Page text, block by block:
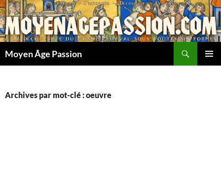
Aller
au
contenu
Moyen Âge Passion
Archives par mot-clé : oeuvre